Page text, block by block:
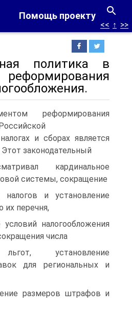
Помощь проекту
<< ↑ >>
политика в
реформирования
и сборах является
законодательный
кардинальное
системы, сокращение
налогов и установление
перечня,
налогообложения
числа
установление
для региональных и
размеров штрафов и